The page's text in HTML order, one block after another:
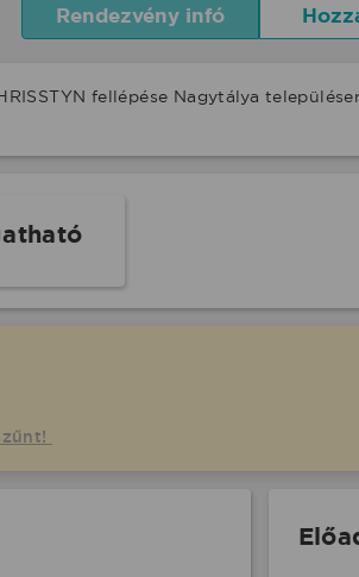
Rendezvény infó
fellépése Nagytálya